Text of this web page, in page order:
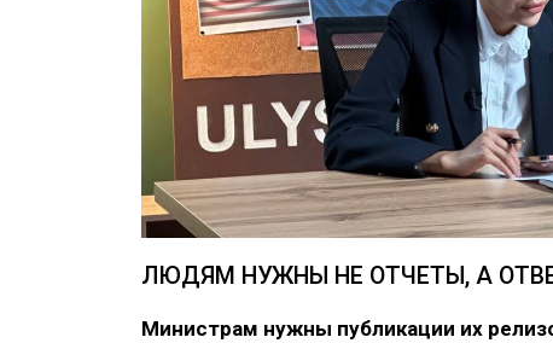
ЛЮДЯМ НУЖНЫ НЕ ОТЧЕТЫ, А
Министрам нужны публикации их